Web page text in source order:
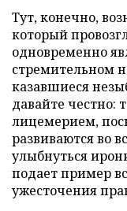
Тут, конечно,
который
одновременно
стремительном
казавшиеся
давайте честно:
лицемерием,
развиваются во
улыбнуться
подает пример
ужесточения